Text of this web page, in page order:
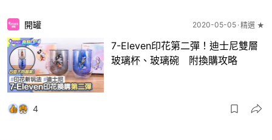
開罐 2020-05-05 精選 ★
7-Eleven印花第二彈！迪士尼雙層
玻璃杯、玻璃碗 附換購攻略
4